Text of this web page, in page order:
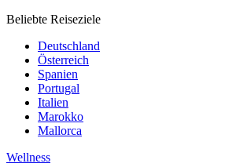
Beliebte Reiseziele
Deutschland
Österreich
Spanien
Portugal
Italien
Marokko
Mallorca
Wellness